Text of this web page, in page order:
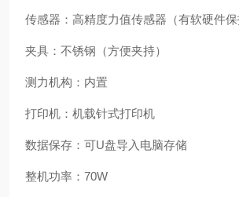
传感器：高精度力值传感器（有软硬件保
夹具：不锈钢（方便夹持）
测力机构：内置
打印机：机载针式打印机
数据保存：可U盘导入电脑存储
整机功率：70W